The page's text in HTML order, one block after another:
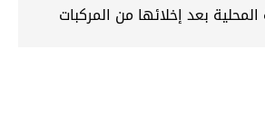
بعد إخلائها من المركبات